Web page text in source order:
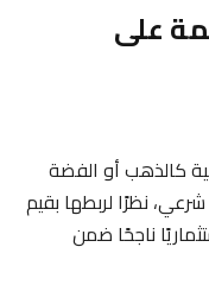
على
كالذهب أو الفضة
نظرًا لربطها بقيم
ناجحًا ضمن